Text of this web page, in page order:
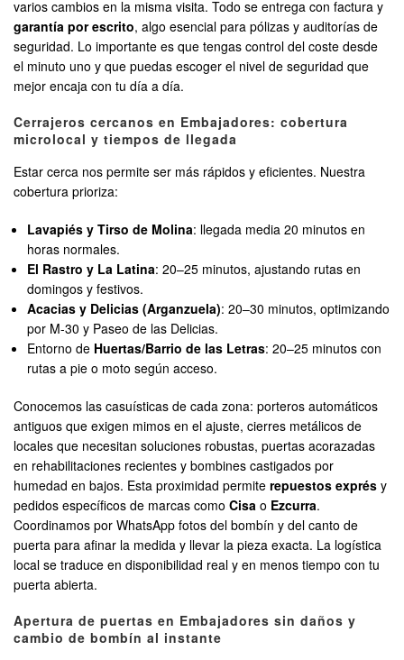
varios cambios en la misma visita. Todo se entrega con factura y
garantía por escrito, algo esencial para pólizas y auditorías de
seguridad. Lo importante es que tengas control del coste desde
el minuto uno y que puedas escoger el nivel de seguridad que
mejor encaja con tu día a día.
Cerrajeros cercanos en Embajadores: cobertura
microlocal y tiempos de llegada
Estar cerca nos permite ser más rápidos y eficientes. Nuestra
cobertura prioriza:
Lavapiés y Tirso de Molina: llegada media 20 minutos en
horas normales.
El Rastro y La Latina: 20–25 minutos, ajustando rutas en
domingos y festivos.
Acacias y Delicias (Arganzuela): 20–30 minutos, optimizando
por M-30 y Paseo de las Delicias.
Entorno de Huertas/Barrio de las Letras: 20–25 minutos con
rutas a pie o moto según acceso.
Conocemos las casuísticas de cada zona: porteros automáticos
antiguos que exigen mimos en el ajuste, cierres metálicos de
locales que necesitan soluciones robustas, puertas acorazadas
en rehabilitaciones recientes y bombines castigados por
humedad en bajos. Esta proximidad permite repuestos exprés y
pedidos específicos de marcas como Cisa o Ezcurra.
Coordinamos por WhatsApp fotos del bombín y del canto de
puerta para afinar la medida y llevar la pieza exacta. La logística
local se traduce en disponibilidad real y en menos tiempo con tu
puerta abierta.
Apertura de puertas en Embajadores sin daños y
cambio de bombín al instante